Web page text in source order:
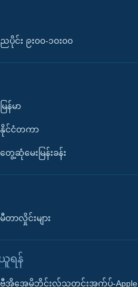
ညပိုင်း ၉း၀၀-၁၀း၀၀
မြန်မာ
နိုင်ငံတကာ
တွေ့ဆုံမေးမြန်းခန်း
မီတာလှိုင်းများ
ရန်
ဗွီအိုအေမိုဘိုင်းလ်သတင်းအက်ပ်-Apple